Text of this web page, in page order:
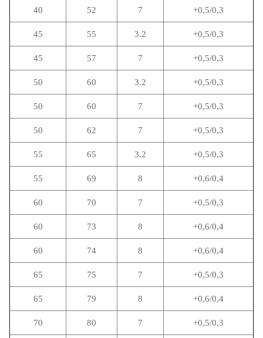
40 52 7 +0,5/0,3
45 55 3.2 +0,5/0,3
45 57 7 +0,5/0,3
50 60 3.2 +0,5/0,3
50 60 7 +0,5/0,3
50 62 7 +0,5/0,3
55 65 3.2 +0,5/0,3
55 69 8 +0,6/0,4
60 70 7 +0,5/0,3
60 73 8 +0,6/0,4
60 74 8 +0,6/0,4
65 75 7 +0,5/0,3
65 79 8 +0,6/0,4
70 80 7 +0,5/0,3